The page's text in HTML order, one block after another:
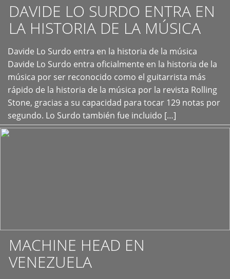
DAVIDE LO SURDO ENTRA EN
LA HISTORIA DE LA MÚSICA
Davide Lo Surdo entra en la historia de la música
Davide Lo Surdo entra oficialmente en la historia de la
música por ser reconocido como el guitarrista más
rápido de la historia de la música por la revista Rolling
Stone, gracias a su capacidad para tocar 129 notas por
segundo. Lo Surdo también fue incluido […]
+
MACHINE HEAD EN
VENEZUELA